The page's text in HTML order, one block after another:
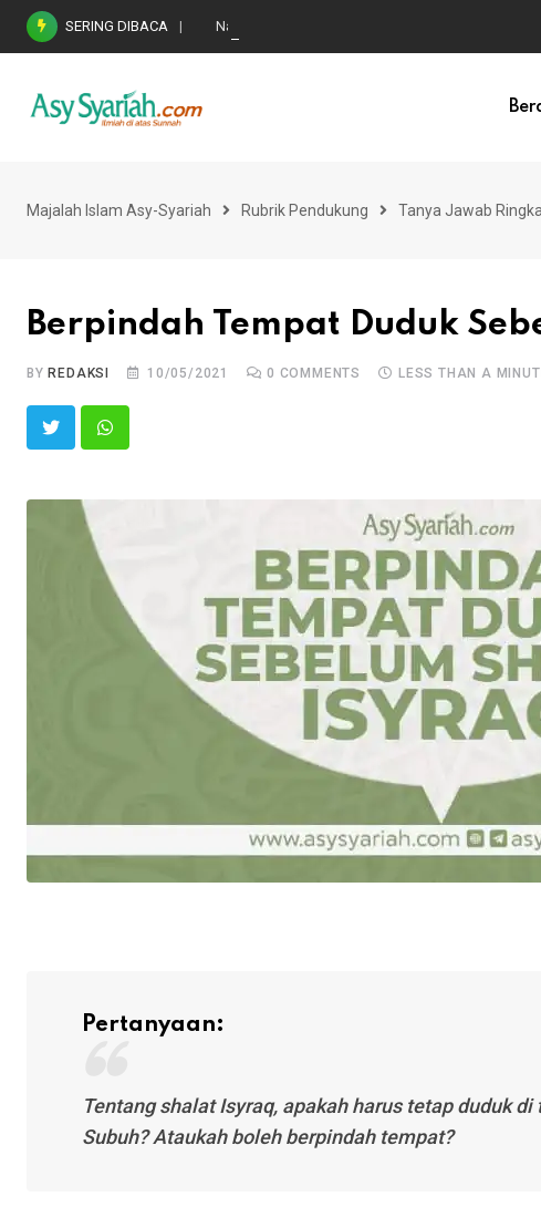
Skip
SERING DIBACA Nasihat Emas di Masa Fitnah (Ujian/Perselisihan)
Majalah Islam Asy-Syariah Rubrik Pendukung Tanya Jawab
Berpindah Tempat Duduk
BY REDAKSI 10/05/2021 0 COMMENTS LESS THAN A
Pertanyaan:
Tentang shalat Isyraq, apakah harus tetap duduk
Subuh? Ataukah boleh berpindah tempat?